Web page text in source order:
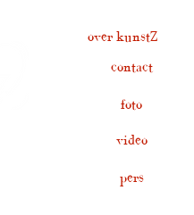
contact
over kunstZ
pers
foto
video